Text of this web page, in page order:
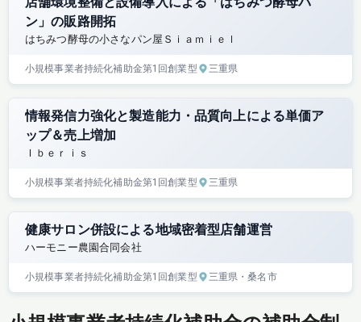
ン」の販路開拓
はちみつ酵母の小さなパン屋Ｓｉａｍｉｅｌ
小規模事業者持続化補助金第1回創業型 三重県
情報発信力強化と製造能力・品質向上による単価ア
ップ＆売上増加
Ｉｂｅｒｉｓ
小規模事業者持続化補助金第1回創業型 三重県
健康サロン併設による地域密着型店舗運営
ハーモニー農園合同会社
小規模事業者持続化補助金第1回創業型 三重県 ・桑名市